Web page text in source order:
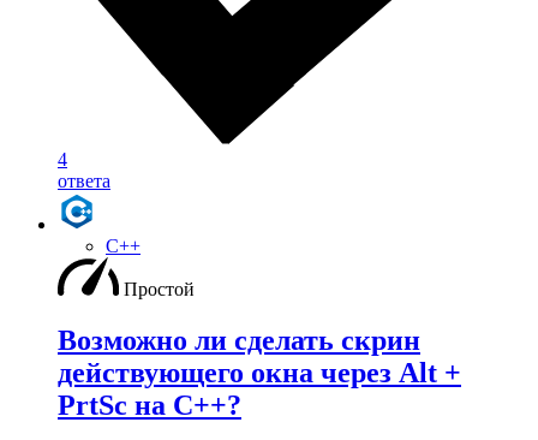
4
ответа
C++
Простой
Возможно ли сделать скрин
действующего окна через Alt +
PrtSc на С++?